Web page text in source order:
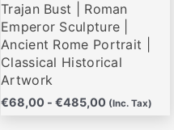
Trajan Bust | Roman
Emperor Sculpture |
Ancient Rome Portrait |
Classical Historical
Artwork
€68,00 - €485,00 (Inc. Tax)
en
la
página
de